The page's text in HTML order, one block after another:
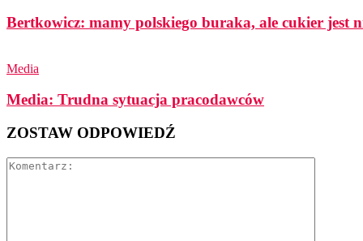
Bertkowicz: mamy polskiego buraka, ale cukier jest
Media
Media: Trudna sytuacja pracodawców
ZOSTAW ODPOWIEDŹ